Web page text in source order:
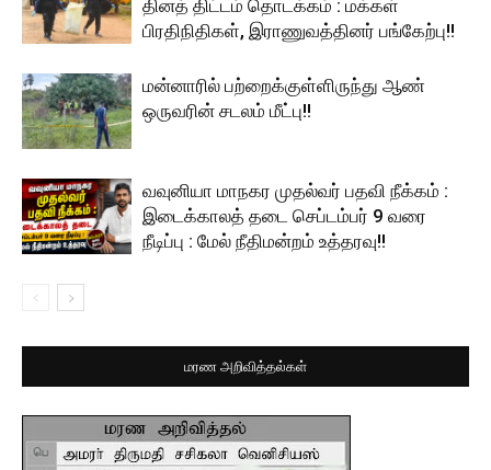
தினத் திட்டம் தொடக்கம் : மக்கள்
பிரதிநிதிகள், இராணுவத்தினர் பங்கேற்பு!!
மன்னாரில் பற்றைக்குள்ளிருந்து ஆண்
ஒருவரின் சடலம் மீட்பு!!
வவுனியா மாநகர முதல்வர் பதவி நீக்கம் :
இடைக்காலத் தடை செப்டம்பர் 9 வரை
நீடிப்பு : மேல் நீதிமன்றம் உத்தரவு!!
மரண அறிவித்தல்கள்